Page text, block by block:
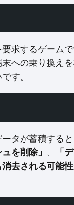
求するゲームで
への乗り換え
す。
タが蓄積する
ュを削除」 、 「
去される可能